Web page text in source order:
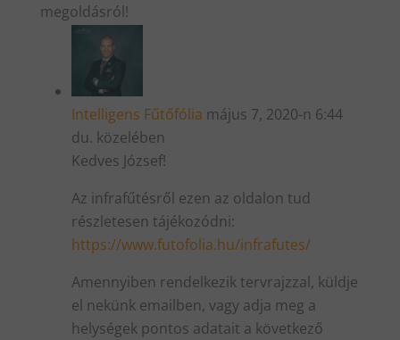
megoldásról!
Intelligens Fűtőfólia május 7, 2020-n 6:44
du. közelében
Kedves József!
Az infrafűtésről ezen az oldalon tud
részletesen tájékozódni:
https://www.futofolia.hu/infrafutes/
Amennyiben rendelkezik tervrajzzal, küldje
el nekünk emailben, vagy adja meg a
helységek pontos adatait a következő